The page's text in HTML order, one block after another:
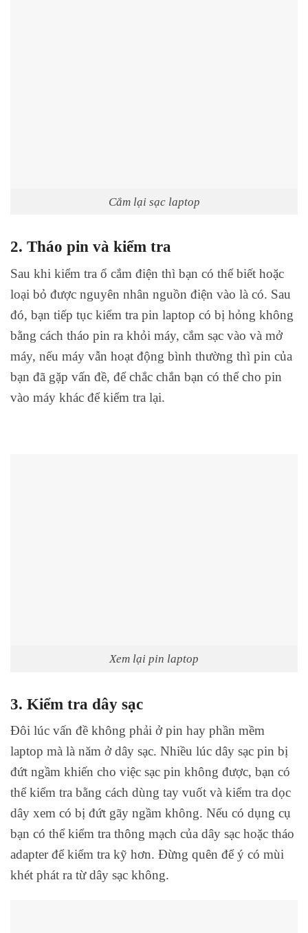
Cắm lại sạc laptop
2. Tháo pin và kiểm tra
Sau khi kiểm tra ổ cắm điện thì bạn có thể biết hoặc
loại bỏ được nguyên nhân nguồn điện vào là có. Sau
đó, bạn tiếp tục kiểm tra pin laptop có bị hỏng không
bằng cách tháo pin ra khỏi máy, cắm sạc vào và mở
máy, nếu máy vẫn hoạt động bình thường thì pin của
bạn đã gặp vấn đề, để chắc chắn bạn có thể cho pin
vào máy khác để kiểm tra lại.
Xem lại pin laptop
3. Kiểm tra dây sạc
Đôi lúc vấn đề không phải ở pin hay phần mềm
laptop mà là năm ở dây sạc. Nhiều lúc dây sạc pin bị
đứt ngầm khiến cho việc sạc pin không được, bạn có
thể kiểm tra bằng cách dùng tay vuốt và kiểm tra dọc
dây xem có bị đứt gãy ngầm không. Nếu có dụng cụ
bạn có thể kiểm tra thông mạch của dây sạc hoặc tháo
adapter để kiểm tra kỹ hơn. Đừng quên để ý có mùi
khét phát ra từ dây sạc không.